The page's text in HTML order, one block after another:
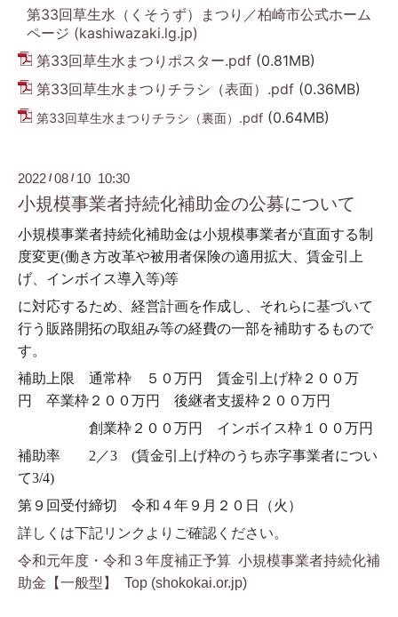
第33回草生水（くそうず）まつり／柏崎市公式ホーム
ページ (kashiwazaki.lg.jp)
第33回草生水まつりポスター.pdf (0.81MB)
第33回草生水まつりチラシ（表面）.pdf (0.36MB)
第33回草生水まつりチラシ（裏面）.pdf (0.64MB)
2022 /08 / 10 10:30
小規模事業者持続化補助金の公募について
小規模事業者持続化補助金は小規模事業者が直面する制
度変更(働き方改革や被用者保険の適用拡大、賃金引上
げ、インボイス導入等)等
に対応するため、経営計画を作成し、それらに基づいて
行う販路開拓の取組み等の経費の一部を補助するもので
す。
補助上限 通常枠 ５０万円 賃金引上げ枠２００万
円 卒業枠２００万円 後継者支援枠２００万円
創業枠２００万円 インボイス枠１００万円
補助率 2／3 (賃金引上げ枠のうち赤字事業者につい
て3/4)
第９回受付締切 令和４年９月２０日（火）
詳しくは下記リンクよりご確認ください。
令和元年度・令和３年度補正予算 小規模事業者持続化補
助金【一般型】 Top (shokokai.or.jp)